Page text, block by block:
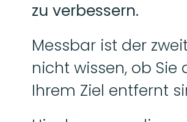
zu verbessern.
Messbar ist der
nicht wissen, ob
Ihrem Ziel entfernt